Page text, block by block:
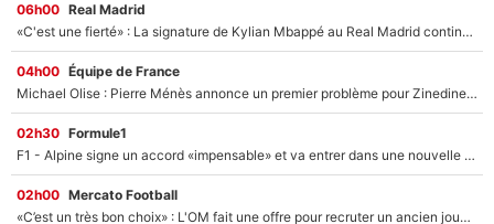
06h00 Real Madrid
«C'est une fierté» : La signature de Kylian Mbappé au Real Madrid continue de régaler l'Espagne
04h00 Équipe de France
Michael Olise : Pierre Ménès annonce un premier problème pour Zinedine Zidane en équipe de France
02h30 Formule1
F1 - Alpine signe un accord «impensable» et va entrer dans une nouvelle dimension : Grande nouvelle pour Pierre Gasly !
02h00 Mercato Football
«C’est un très bon choix» : L'OM fait une offre pour recruter un ancien joueur du PSG... et c'est validé dans l'After Foot !